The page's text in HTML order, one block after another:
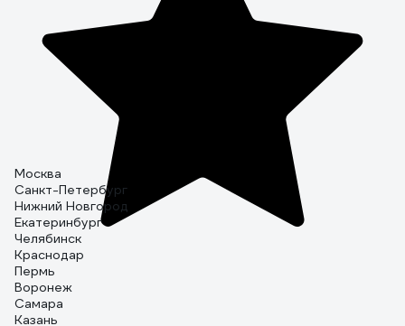
Москва
Санкт-Петербург
Нижний Новгород
Екатеринбург
Челябинск
Краснодар
Пермь
Воронеж
Самара
Казань